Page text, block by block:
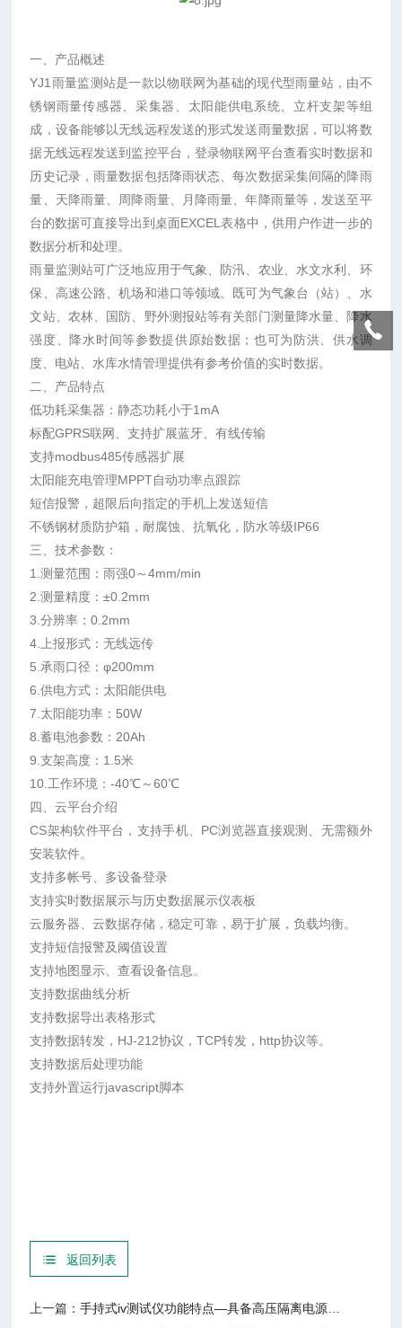
一、产品概述
YJ1雨量监测站是一款以物联网为基础的现代型雨量站，由不
锈钢雨量传感器、采集器、太阳能供电系统、立杆支架等组
成，设备能够以无线远程发送的形式发送雨量数据，可以将数
据无线远程发送到监控平台，登录物联网平台查看实时数据和
历史记录，雨量数据包括降雨状态、每次数据采集间隔的降雨
量、天降雨量、周降雨量、月降雨量、年降雨量等，发送至平
台的数据可直接导出到桌面EXCEL表格中，供用户作进一步的
数据分析和处理。
雨量监测站可广泛地应用于气象、防汛、农业、水文水利、环
保、高速公路、机场和港口等领域。既可为气象台（站）、水
文站、农林、国防、野外测报站等有关部门测量降水量、降水
强度、降水时间等参数提供原始数据；也可为防洪、供水调
度、电站、水库水情管理提供有参考价值的实时数据。
二、产品特点
低功耗采集器：静态功耗小于1mA
标配GPRS联网、支持扩展蓝牙、有线传输
支持modbus485传感器扩展
太阳能充电管理MPPT自动功率点跟踪
短信报警，超限后向指定的手机上发送短信
不锈钢材质防护箱，耐腐蚀、抗氧化，防水等级IP66
三、技术参数：
1.测量范围：雨强0～4mm/min
2.测量精度：±0.2mm
3.分辨率：0.2mm
4.上报形式：无线远传
5.承雨口径：φ200mm
6.供电方式：太阳能供电
7.太阳能功率：50W
8.蓄电池参数：20Ah
9.支架高度：1.5米
10.工作环境：-40℃～60℃
四、云平台介绍
CS架构软件平台，支持手机、PC浏览器直接观测、无需额外
安装软件。
支持多帐号、多设备登录
支持实时数据展示与历史数据展示仪表板
云服务器、云数据存储，稳定可靠，易于扩展，负载均衡。
支持短信报警及阈值设置
支持地图显示、查看设备信息。
支持数据曲线分析
支持数据导出表格形式
支持数据转发，HJ-212协议，TCP转发，http协议等。
支持数据后处理功能
支持外置运行javascript脚本
返回列表
上一篇：手持式iv测试仪功能特点—具备高压隔离电源设计，为用户提供可靠的安全保障